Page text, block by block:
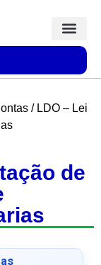
/ LDO – Lei
de